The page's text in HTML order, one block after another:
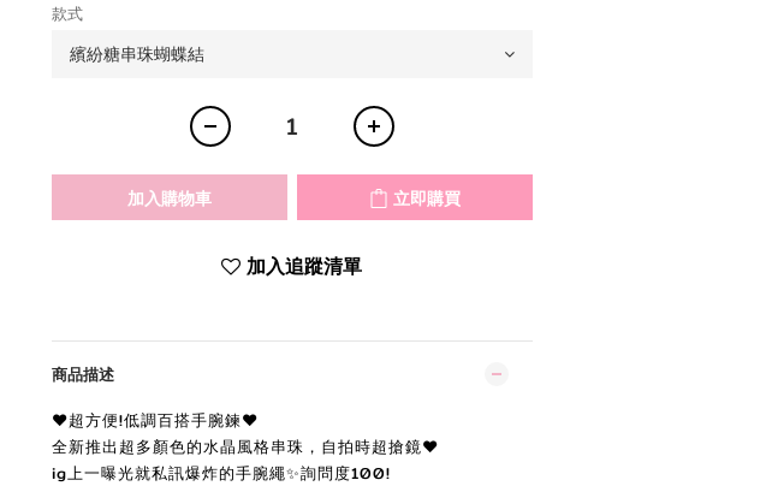
款式
加入購物車 立即購買
加入追蹤清單
商品描述
♥︎超方便!低調百搭手腕鍊♥︎
全新推出超多顏色的水晶風格串珠， 自拍時超搶鏡❤️
ig上一曝光就私訊爆炸的手腕繩✨詢問度100!